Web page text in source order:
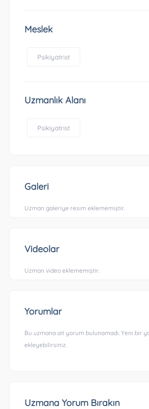
Meslek
Psikiyatrist
Uzmanlık Alanı
Psikiyatrist
Galeri
Uzman galeriye resim eklememiştir.
Videolar
Uzman video eklememiştir.
Yorumlar
Bu uzmana ait yorum bulunamadı. Yeni bir
ekleyebilirsiniz.
Uzmana Yorum Bırakın